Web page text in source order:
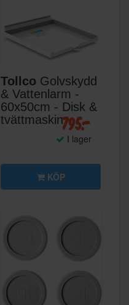
Tollco Golvskydd
& Vattenlarm -
60x50cm - Disk &
tvättmaskin795:-
I lager
KÖP